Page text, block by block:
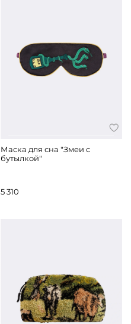
Маска для сна "Змеи с
бутылкой"
5 310